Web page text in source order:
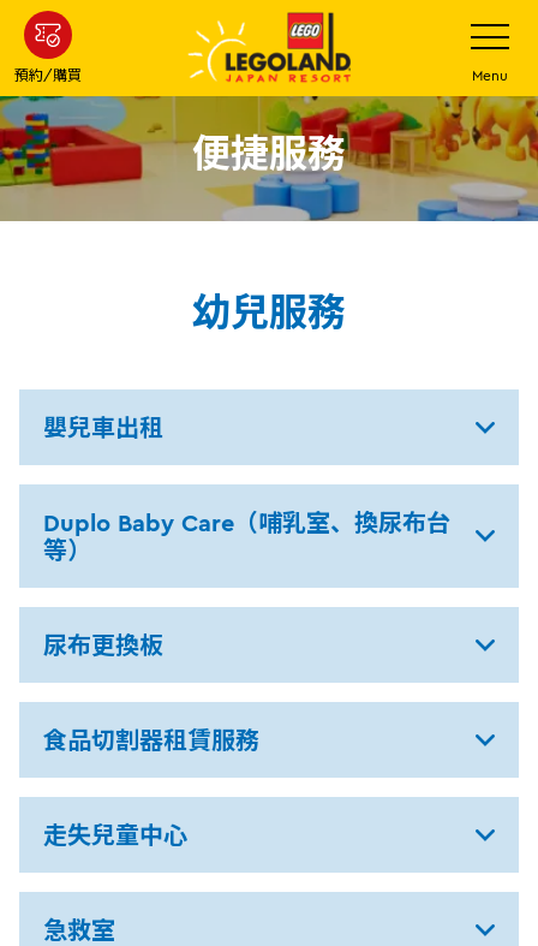
步
主
要
內
容
預約/購買
打
開
網
站
菜
單
Menu
便捷服務
幼兒服務
嬰兒車出租
Duplo Baby Care（哺乳室、換尿布台
等）
尿布更換板
食品切割器租賃服務
走失兒童中心
急救室